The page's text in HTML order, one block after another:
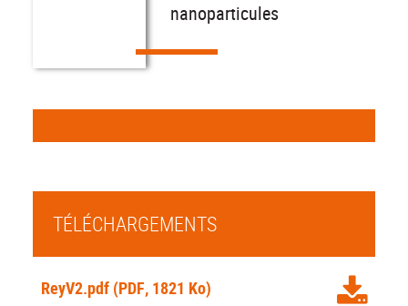
nanoparticules
TÉLÉCHARGEMENTS
ReyV2.pdf (PDF, 1821 Ko)